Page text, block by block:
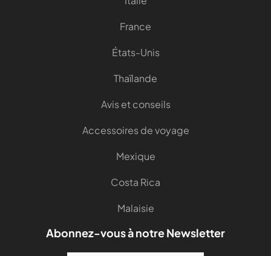
France
États-Unis
Thaïlande
Avis et conseils
Accessoires de voyage
Mexique
Costa Rica
Malaisie
Abonnez-vous à notre Newsletter